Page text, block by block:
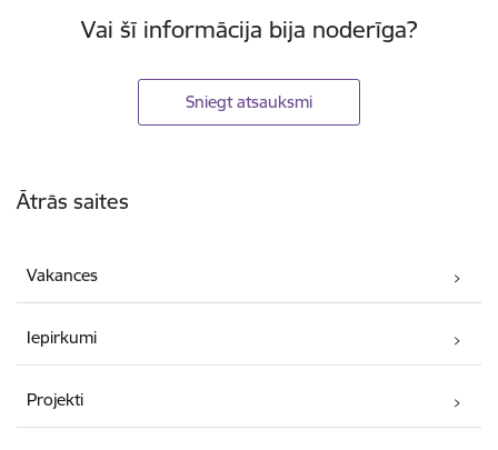
Vai šī informācija bija noderīga?
Sniegt atsauksmi
Ātrās saites
Vakances
Iepirkumi
Projekti